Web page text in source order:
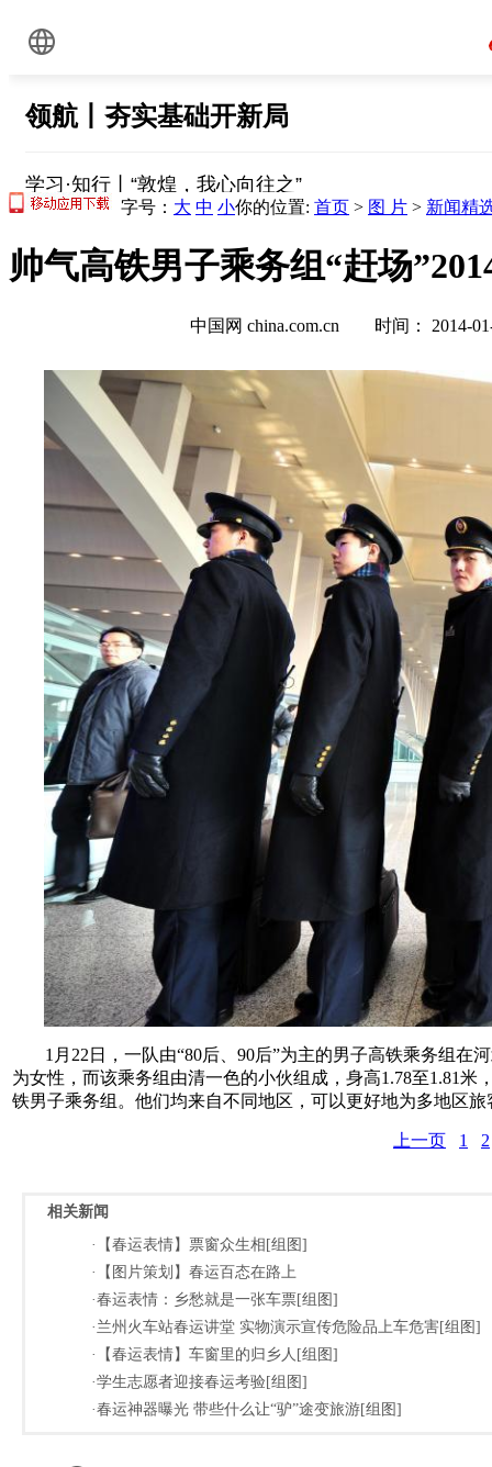
字号： 大 中 小你的位置: 首页 > 图 片 > 新闻精
帅气高铁男子乘务组“赶场
中国网 china.com.cn 时间：
1月22日，一队由“80后、90后”为主的男子高铁乘务组
为女性，而该乘务组由清一色的小伙组成，身高1.78至1.81
铁男子乘务组。他们均来自不同地区，可以更好地为多地区
上一页 1 2
相关新闻
·【春运表情】票窗众生相[组图]
·【图片策划】春运百态在路上
·春运表情：乡愁就是一张车票[组图]
·兰州火车站春运讲堂 实物演示宣传危险品上车危害[组图]
·【春运表情】车窗里的归乡人[组图]
·学生志愿者迎接春运考验[组图]
·春运神器曝光 带些什么让“驴”途变旅游[组图]